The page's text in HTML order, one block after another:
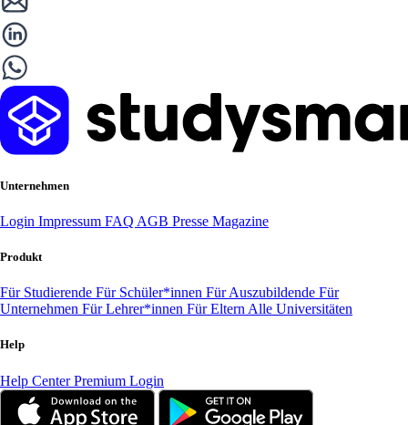
Unternehmen
Login Impressum FAQ AGB Presse Magazine
Produkt
Für Studierende Für Schüler*innen Für Auszubildende Für
Unternehmen Für Lehrer*innen Für Eltern Alle Universitäten
Help
Help CenterPremium Login